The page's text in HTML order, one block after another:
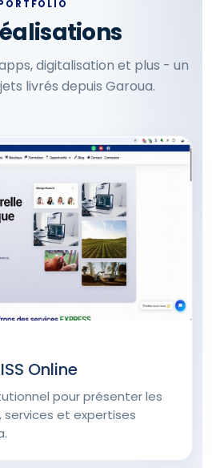
digitalisation et plus - un
livrés depuis Garoua.
Online
pour présenter les
et expertises